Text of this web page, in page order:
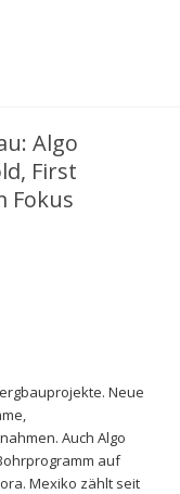
Algo
First
Fokus
Neue
Auch Algo
auf
Mexiko zählt seit